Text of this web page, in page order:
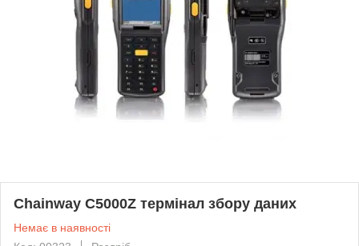
Chainway C5000Z термінал збору даних
Немає в наявності